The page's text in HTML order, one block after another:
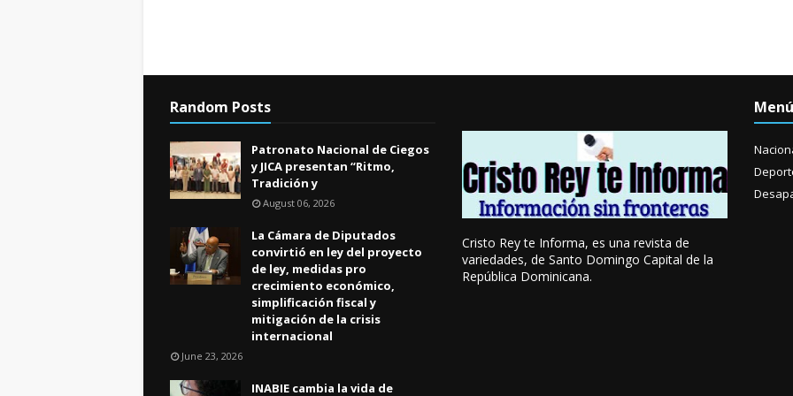
Random Posts
Patronato Nacional de Ciegos
y JICA presentan “Ritmo,
Tradición y
August 06, 2026
La Cámara de Diputados
convirtió en ley del proyecto
de ley, medidas pro
crecimiento económico,
simplificación fiscal y
mitigación de la crisis
internacional
June 23, 2026
INABIE cambia la vida de
Cristo Rey te Informa, es una revista de
variedades, de Santo Domingo Capital de la
República Dominicana.
Menú